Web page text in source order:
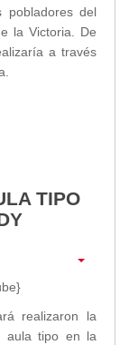
pobladores del
la Victoria. De
a través
TIPO
realizaron la
aula tipo en la